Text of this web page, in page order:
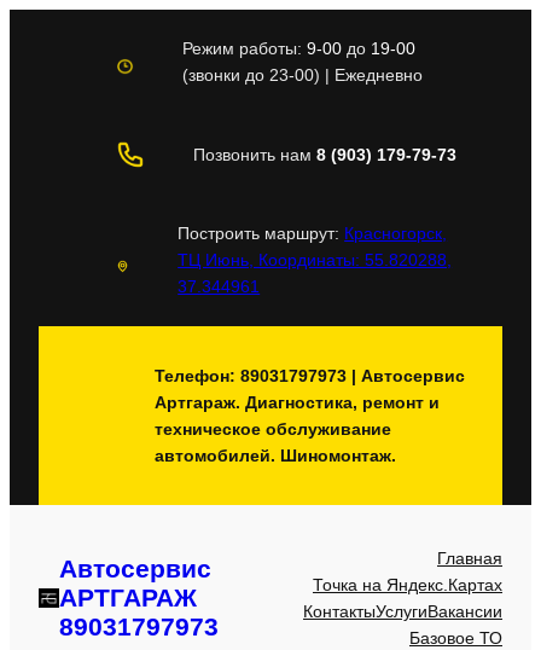
содержимому
Режим работы: 9-00до 19-00
(звонки до 23-00) | Ежедневно
Позвонить нам 8 (903) 179-79-73
Построить маршрут: Красногорск,
ТЦ Июнь, Координаты: 55.820288,
37.344961
Телефон: 89031797973 | Автосервис
Артгараж. Диагностика, ремонт и
техническое обслуживание
автомобилей. Шиномонтаж.
Автосервис
АРТГАРАЖ
89031797973
Главная
Точка на Яндекс.Картах
КонтактыУслугиВакансии
Базовое ТО